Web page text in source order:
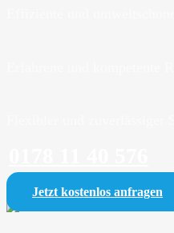
Jetzt kostenlos anfragen